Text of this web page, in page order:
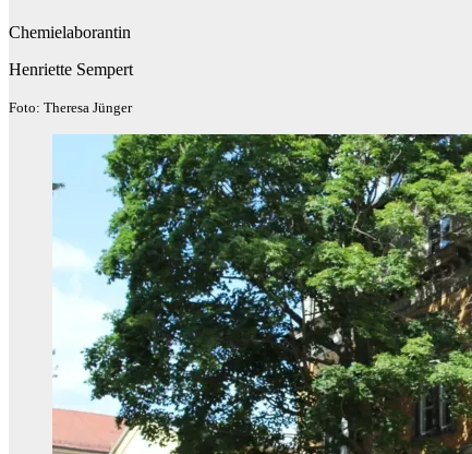
Chemielaborantin
Henriette Sempert
Foto: Theresa Jünger